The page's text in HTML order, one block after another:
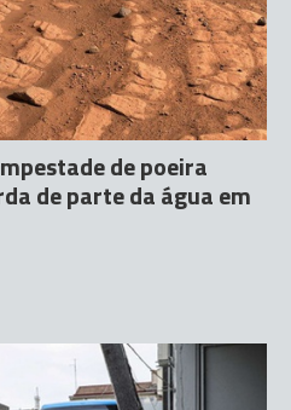
de poeira
de parte da água em